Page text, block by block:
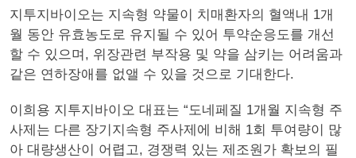
지투지바이오는 지속형 약물이 치매환자의 혈액내 1개
월 동안 유효농도로 유지될 수 있어 투약순응도를 개선
할 수 있으며, 위장관련 부작용 및 약을 삼키는 어려움과
같은 연하장애를 없앨 수 있을 것으로 기대한다.
이희용 지투지바이오 대표는 “도네페질 1개월 지속형 주
사제는 다른 장기지속형 주사제에 비해 1회 투여량이 많
아 대량생산이 어렵고, 경쟁력 있는 제조원가 확보의 필